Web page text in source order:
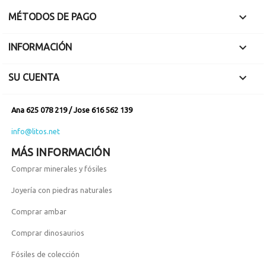
MÉTODOS DE PAGO 
INFORMACIÓN 
SU CUENTA 
Ana 625 078 219 / Jose 616 562 139
info@litos.net
MÁS INFORMACIÓN
Comprar minerales y fósiles
Joyería con piedras naturales
Comprar ambar
Comprar dinosaurios
Fósiles de colección